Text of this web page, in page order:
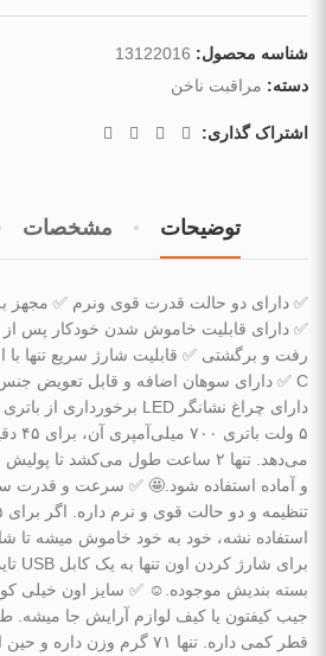
شناسه محصول: 13122016
دسته: مراقبت ناخن
اشتراک گذاری:
توضیحات مشخصات
✅️ دارای دو حالت قدرت قوی ونرم ✅️
۵ ولت
و آماده استفاده شود.🤩 ✅️ سرعت و قدرت
استفاده نشه، خود به خود خاموش میشه تا
بسته بندیش موجوده.☺️ ✅️ سایز اون خیلی
قطر کمی داره. تنها ۷۱ گرم